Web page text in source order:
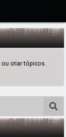
criar tópicos.